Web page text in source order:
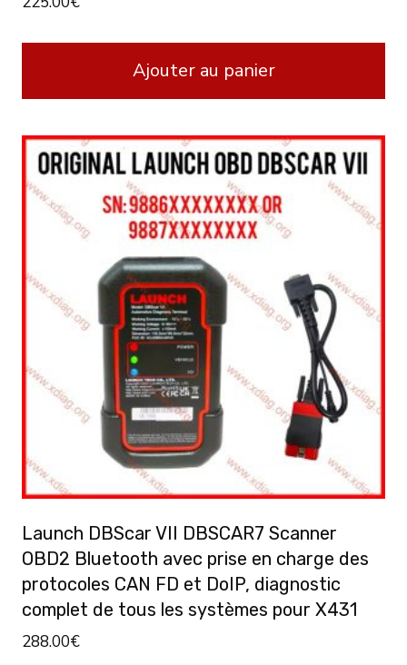
Ajouter au panier
Launch DBScar VII DBSCAR7 Scanner
OBD2 Bluetooth avec prise en charge des
protocoles CAN FD et DoIP, diagnostic
complet de tous les systèmes pour X431
288.00€